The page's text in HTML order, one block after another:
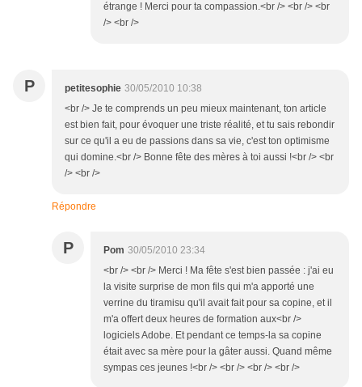
étrange ! Merci pour ta compassion.<br /> <br /> <br
/> <br />
P petitesophie 30/05/2010 10:38
<br /> Je te comprends un peu mieux maintenant, ton article
est bien fait, pour évoquer une triste réalité, et tu sais rebondir
sur ce qu'il a eu de passions dans sa vie, c'est ton optimisme
qui domine.<br /> Bonne fête des mères à toi aussi !<br /> <br
/> <br />
Répondre
P Pom 30/05/2010 23:34
<br /> <br /> Merci ! Ma fête s'est bien passée : j'ai eu
la visite surprise de mon fils qui m'a apporté une
verrine du tiramisu qu'il avait fait pour sa copine, et il
m'a offert deux heures de formation aux<br />
logiciels Adobe. Et pendant ce temps-la sa copine
était avec sa mère pour la gâter aussi. Quand même
sympas ces jeunes !<br /> <br /> <br /> <br />